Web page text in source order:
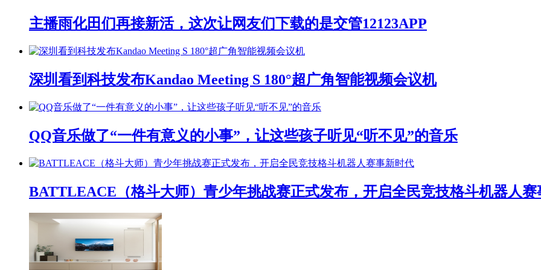
主播雨化田们再接新活，这次让网友们下载的是交管12123APP
深圳看到科技发布Kandao Meeting S 180°超广角智能视频会议机
QQ音乐做了“一件有意义的小事”，让这些孩子听见“听不见”的音乐
BATTLEACE（格斗大师）青少年挑战赛正式发布，开启全民竞技格斗机器人赛